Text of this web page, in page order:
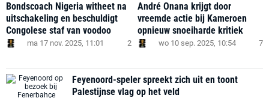
Bondscoach Nigeria witheet na
uitschakeling en beschuldigt
Congolese staf van voodoo
ma 17 nov. 2025, 11:01 2
André Onana krijgt door
vreemde actie bij Kameroen
opnieuw snoeiharde kritiek
wo 10 sep. 2025, 10:54 7
Feyenoord-speler spreekt zich uit en toont
Palestijnse vlag op het veld